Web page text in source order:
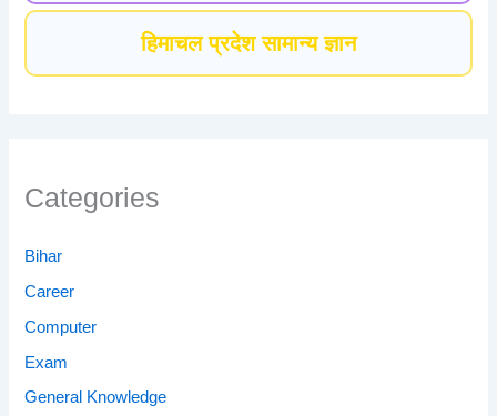
हिमाचल प्रदेश सामान्य ज्ञान
Categories
Bihar
Career
Computer
Exam
General Knowledge